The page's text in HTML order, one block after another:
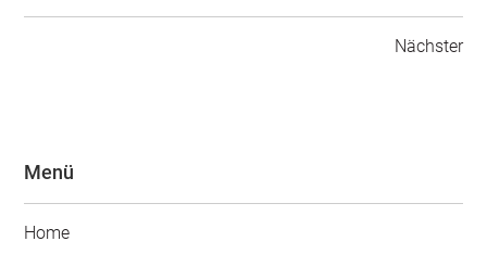
Nächster
Menü
Home